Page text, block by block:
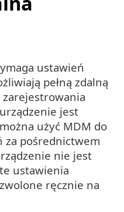
ustawień
pełną zdalną
jest
użyć MDM do
pośrednictwem
nie jest
ustawienia
ręcznie na